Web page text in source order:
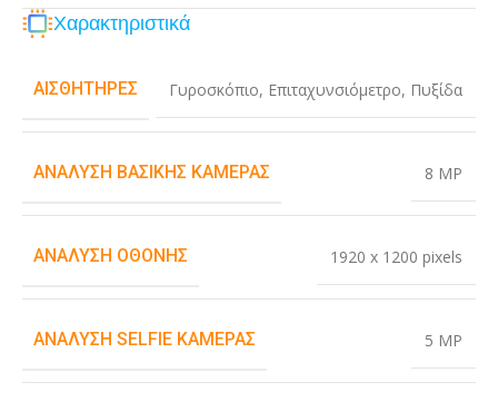
Χαρακτηριστικά
ΑΙΣΘΗΤΉΡΕΣ Γυροσκόπιο, Επιταχυνσιόμετρο, Πυξίδα
ΑΝΆΛΥΣΗ ΒΑΣΙΚΉΣ ΚΆΜΕΡΑΣ 8 MP
ΑΝΆΛΥΣΗ ΟΘΌΝΗΣ 1920 x 1200 pixels
ΑΝΆΛΥΣΗ SELFIE ΚΆΜΕΡΑΣ 5 MP